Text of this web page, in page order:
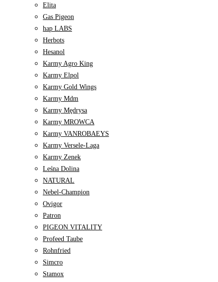
Elita
Gas Pigeon
hap LABS
Herbots
Hesanol
Karmy Agro King
Karmy Elpol
Karmy Gold Wings
Karmy Mdm
Karmy Mędrysa
Karmy MROWCA
Karmy VANROBAEYS
Karmy Versele-Laga
Karmy Zenek
Leśna Dolina
NATURAL
Nebel-Champion
Ovigor
Patron
PIGEON VITALITY
Profeed Taube
Rohnfried
Simcro
Stamox